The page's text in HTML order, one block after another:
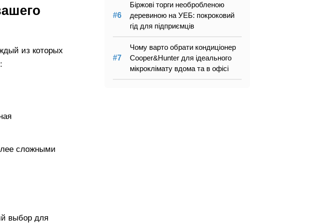
из которых
сложными
выбор для
Біржові торги необробленою
деревиною на УЕБ: покроковий
гід для підприємців
Чому варто обрати кондиціонер
Cooper&Hunter для ідеального
мікроклімату вдома та в офісі